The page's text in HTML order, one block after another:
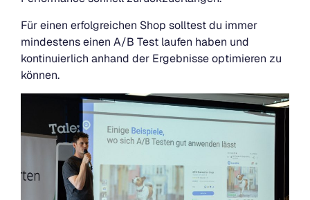
Für einen erfolgreichen Shop solltest du immer
mindestens einen A/B Test laufen haben und
kontinuierlich anhand der Ergebnisse optimieren zu
können.